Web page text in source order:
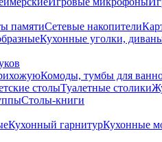
памятиСетевые накопители
Кухонные уголки,
Комоды, тумбы для
столыТуалетные столики
Столы-книги
Кухонный гарнитурКухонные